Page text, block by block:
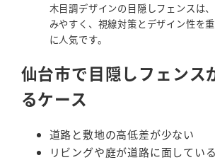
木目調デザインの目隠しフェンスは
みやすく、視線対策とデザイン性を
に人気です。
仙台市で目隠しフェンス
るケース
道路と敷地の高低差が少ない
リビングや庭が道路に面している